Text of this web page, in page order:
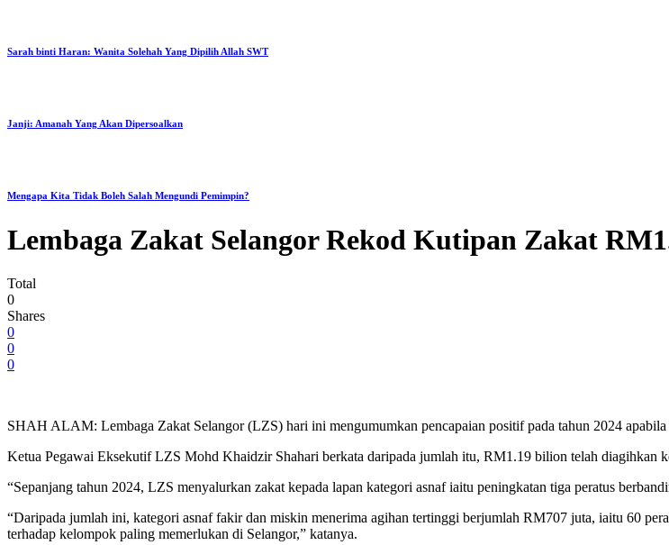
Sarah binti Haran: Wanita Solehah Yang Dipilih Allah SWT
Janji: Amanah Yang Akan Dipersoalkan
Mengapa Kita Tidak Boleh Salah Mengundi Pemimpin?
Lembaga Zakat Selangor Rekod Kutipan Zakat
Total
0
Shares
0
0
0
SHAH ALAM: Lembaga Zakat Selangor (LZS) hari ini mengumumkan pencapaian positif pada tahun 2024
Ketua Pegawai Eksekutif LZS Mohd Khaidzir Shahari berkata daripada jumlah itu, RM1.19 bilion telah diagihkan
“Sepanjang tahun 2024, LZS menyalurkan zakat kepada lapan kategori asnaf iaitu peningkatan tiga peratus
“Daripada jumlah ini, kategori asnaf fakir dan miskin menerima agihan tertinggi berjumlah RM707 juta, iaitu 60
terhadap kelompok paling memerlukan di Selangor,” katanya.